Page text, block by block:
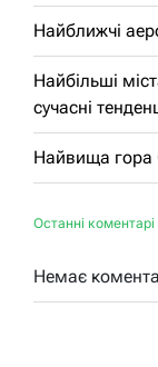
Найближчі
Найбільші
сучасні
Найвища гора
Останні коментарі
Немає